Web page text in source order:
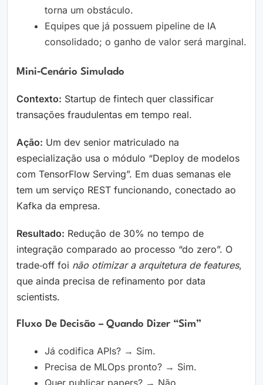
torna um obstáculo.
Equipes que já possuem pipeline de IA
consolidado; o ganho de valor será marginal.
Mini‑Cenário Simulado
Contexto: Startup de fintech quer classificar
transações fraudulentas em tempo real.
Ação: Um dev senior matriculado na
especialização usa o módulo “Deploy de modelos
com TensorFlow Serving”. Em duas semanas ele
tem um serviço REST funcionando, conectado ao
Kafka da empresa.
Resultado: Redução de 30% no tempo de
integração comparado ao processo “do zero”. O
trade‑off foi não otimizar a arquitetura de features,
que ainda precisa de refinamento por data
scientists.
Fluxo De Decisão – Quando Dizer “sim”
Já codifica APIs? → Sim.
Precisa de MLOps pronto? → Sim.
Quer publicar papers? → Não.